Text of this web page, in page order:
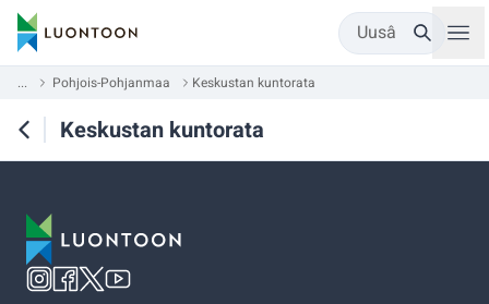
Uusâ
... Pohjois-Pohjanmaa Keskustan kuntorata
Keskustan kuntorata